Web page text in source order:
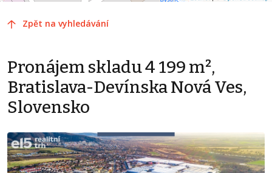
Zpět na vyhledávání
Pronájem skladu 4 199 m²,
Bratislava-Devínska Nová Ves,
Slovensko